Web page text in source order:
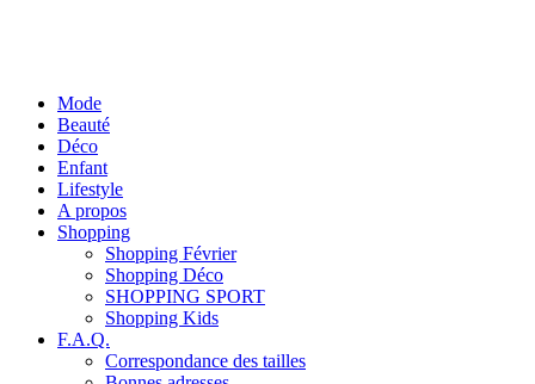
Mode
Beauté
Déco
Enfant
Lifestyle
A propos
Shopping
Shopping Février
Shopping Déco
SHOPPING SPORT
Shopping Kids
F.A.Q.
Correspondance des tailles